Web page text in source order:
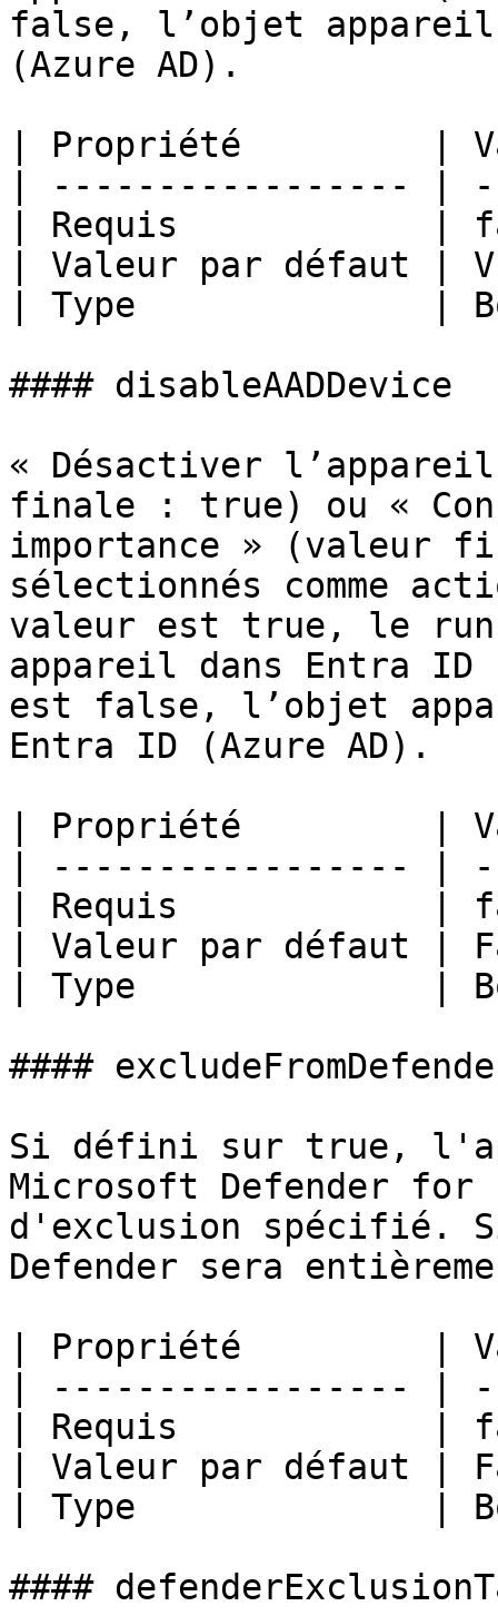
false, l’objet appareil
(Azure AD).
| Propriété         |
| ----------------- |
| Requis            |
| Valeur par défaut |
| Type              |
#### disableAADDevice
« Désactiver
finale : true) ou «
importance » (valeur
sélectionnés comme
valeur est true, le
appareil dans Entra
est false, l’objet
Entra ID (Azure AD).
| Propriété         |
| ----------------- |
| Requis            |
| Valeur par défaut |
| Type              |
####
Si défini sur true,
Microsoft Defender for
d'exclusion spécifié.
Defender sera
| Propriété         |
| ----------------- |
| Requis            |
| Valeur par défaut |
| Type              |
####